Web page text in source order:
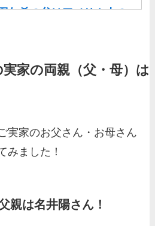
仁希の父はアメリカ人の
介の実家はお金持ち？兄
璃来の実家はお金持ち！
（父・母）の職業や妹な
を徹底調査！実家の兄弟
家の両親（父・母）は
実家のお父さん・お母さん
みました！
親は名井陽さん！